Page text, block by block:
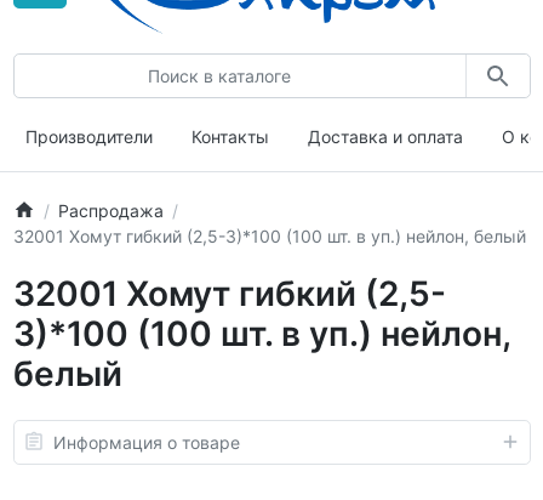
Производители Контакты Доставка и оплата О
Распродажа
32001 Хомут гибкий (2,5-3)*100 (100 шт. в уп.) нейлон, белый
32001 Хомут гибкий (2,5-
3)*100 (100 шт. в уп.) нейлон,
белый
Информация о товаре